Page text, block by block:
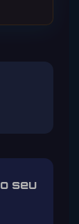
seu